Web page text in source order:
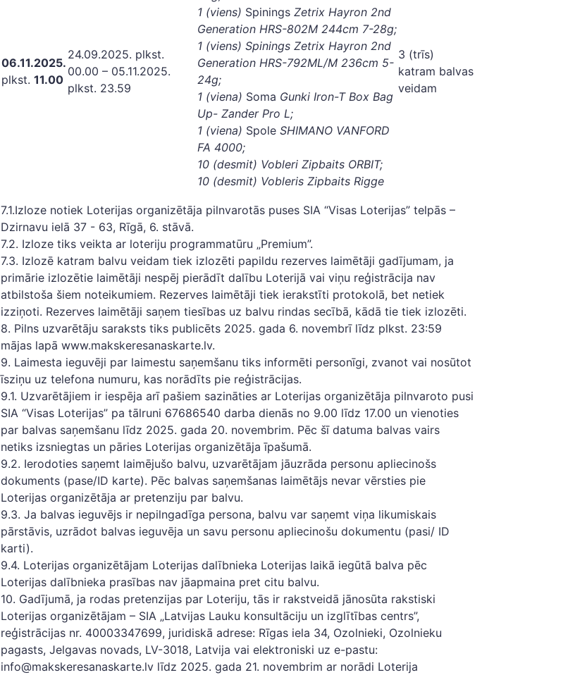
06.11.2025.
plkst. 11.00
24.09.2025. plkst.
00.00 – 05.11.2025.
plkst. 23.59
1 (viens) Spinings Zetrix Hayron 2nd
Generation HRS-802M 244cm 7-28g;
1 (viens) Spinings Zetrix Hayron 2nd
Generation HRS-792ML/M 236cm 5-
24g;
1 (viena) Soma Gunki Iron-T Box Bag
Up- Zander Pro L;
1 (viena) Spole SHIMANO VANFORD
FA 4000;
10 (desmit) Vobleri Zipbaits ORBIT;
10 (desmit) Vobleris Zipbaits Rigge
3 (trīs)
katram balvas
veidam
7.1.Izloze notiek Loterijas organizētāja pilnvarotās puses SIA “Visas Loterijas” telpās –
Dzirnavu ielā 37 - 63, Rīgā, 6. stāvā.
7.2. Izloze tiks veikta ar loteriju programmatūru „Premium”.
7.3. Izlozē katram balvu veidam tiek izlozēti papildu rezerves laimētāji gadījumam, ja
primārie izlozētie laimētāji nespēj pierādīt dalību Loterijā vai viņu reģistrācija nav
atbilstoša šiem noteikumiem. Rezerves laimētāji tiek ierakstīti protokolā, bet netiek
izziņoti. Rezerves laimētāji saņem tiesības uz balvu rindas secībā, kādā tie tiek izlozēti.
8. Pilns uzvarētāju saraksts tiks publicēts 2025. gada 6. novembrī līdz plkst. 23:59
mājas lapā www.makskeresanaskarte.lv.
9. Laimesta ieguvēji par laimestu saņemšanu tiks informēti personīgi, zvanot vai nosūtot
īsziņu uz telefona numuru, kas norādīts pie reģistrācijas.
9.1. Uzvarētājiem ir iespēja arī pašiem sazināties ar Loterijas organizētāja pilnvaroto pusi
SIA “Visas Loterijas” pa tālruni 67686540 darba dienās no 9.00 līdz 17.00 un vienoties
par balvas saņemšanu līdz 2025. gada 20. novembrim. Pēc šī datuma balvas vairs
netiks izsniegtas un pāries Loterijas organizētāja īpašumā.
9.2. Ierodoties saņemt laimējušo balvu, uzvarētājam jāuzrāda personu apliecinošs
dokuments (pase/ID karte). Pēc balvas saņemšanas laimētājs nevar vērsties pie
Loterijas organizētāja ar pretenziju par balvu.
9.3. Ja balvas ieguvējs ir nepilngadīga persona, balvu var saņemt viņa likumiskais
pārstāvis, uzrādot balvas ieguvēja un savu personu apliecinošu dokumentu (pasi/ ID
karti).
9.4. Loterijas organizētājam Loterijas dalībnieka Loterijas laikā iegūtā balva pēc
Loterijas dalībnieka prasības nav jāapmaina pret citu balvu.
10. Gadījumā, ja rodas pretenzijas par Loteriju, tās ir rakstveidā jānosūta rakstiski
Loterijas organizētājam – SIA „Latvijas Lauku konsultāciju un izglītības centrs”,
reģistrācijas nr. 40003347699, juridiskā adrese: Rīgas iela 34, Ozolnieki, Ozolnieku
pagasts, Jelgavas novads, LV-3018, Latvija vai elektroniski uz e-pastu:
info@makskeresanaskarte.lv līdz 2025. gada 21. novembrim ar norādi Loterija